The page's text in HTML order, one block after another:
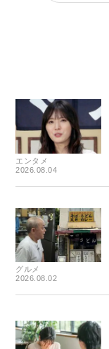
エンタメ
2026.08.04
グルメ
2026.08.02